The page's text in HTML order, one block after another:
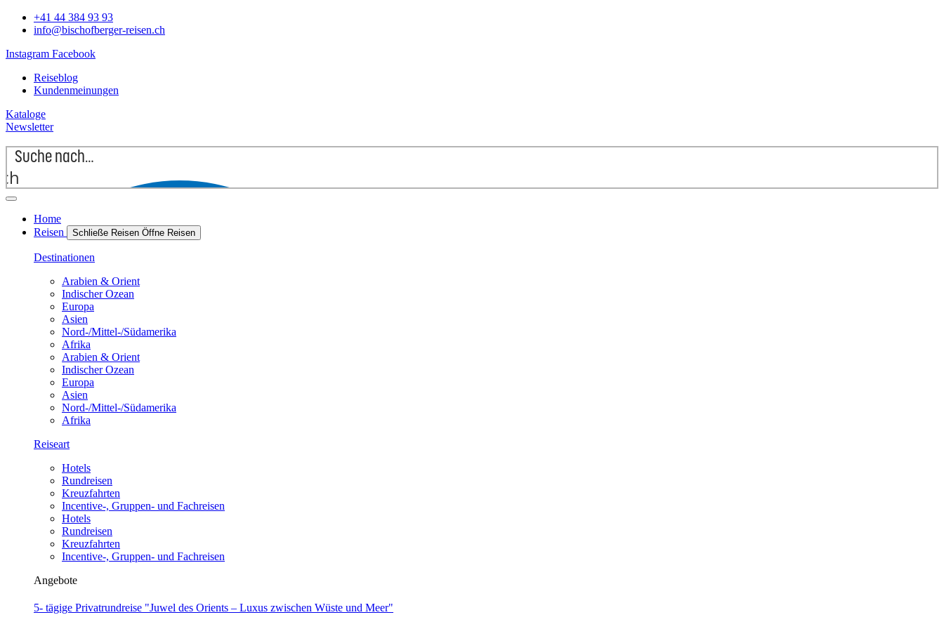
+41 44 384 93 93
info@bischofberger-reisen.ch
Instagram Facebook
Reiseblog
Kundenmeinungen
Kataloge
Newsletter
Home
Reisen
Schließe Reisen Öffne Reisen
Destinationen
Arabien & Orient
Indischer Ozean
Europa
Asien
Nord-/Mittel-/Südamerika
Afrika
Arabien & Orient
Indischer Ozean
Europa
Asien
Nord-/Mittel-/Südamerika
Afrika
Reiseart
Hotels
Rundreisen
Kreuzfahrten
Incentive-, Gruppen- und Fachreisen
Hotels
Rundreisen
Kreuzfahrten
Incentive-, Gruppen- und Fachreisen
Angebote
5- tägige Privatrundreise "Juwel des Orients – Luxus zwischen Wüste und Meer"